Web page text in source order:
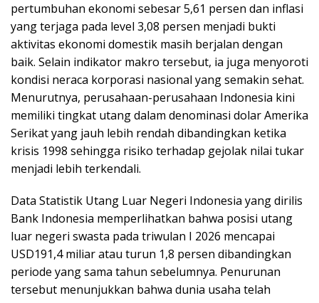
pertumbuhan ekonomi sebesar 5,61 persen dan inflasi
yang terjaga pada level 3,08 persen menjadi bukti
aktivitas ekonomi domestik masih berjalan dengan
baik. Selain indikator makro tersebut, ia juga menyoroti
kondisi neraca korporasi nasional yang semakin sehat.
Menurutnya, perusahaan-perusahaan Indonesia kini
memiliki tingkat utang dalam denominasi dolar Amerika
Serikat yang jauh lebih rendah dibandingkan ketika
krisis 1998 sehingga risiko terhadap gejolak nilai tukar
menjadi lebih terkendali.
Data Statistik Utang Luar Negeri Indonesia yang dirilis
Bank Indonesia memperlihatkan bahwa posisi utang
luar negeri swasta pada triwulan I 2026 mencapai
USD191,4 miliar atau turun 1,8 persen dibandingkan
periode yang sama tahun sebelumnya. Penurunan
tersebut menunjukkan bahwa dunia usaha telah